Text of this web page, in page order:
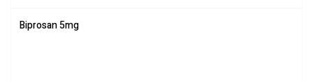
Biprosan 5mg